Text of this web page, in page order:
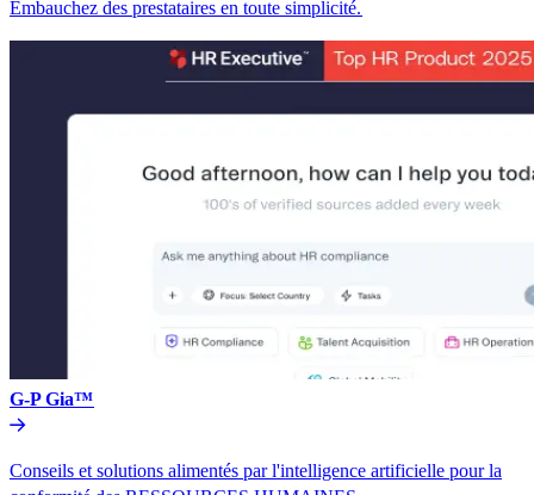
Embauchez des prestataires en toute simplicité.​​
G-P Gia™​​
Conseils et solutions alimentés par l'intelligence artificielle pour la